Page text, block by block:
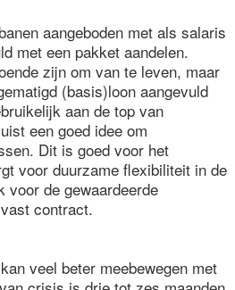
aangeboden met als salaris
met een pakket aandelen.
zijn om van te leven, maar
(basis)loon aangevuld
aan de top van
een goed idee om
Dit is goed voor het
voor duurzame flexibiliteit in de
voor de gewaardeerde
contract.
veel beter meebewegen met